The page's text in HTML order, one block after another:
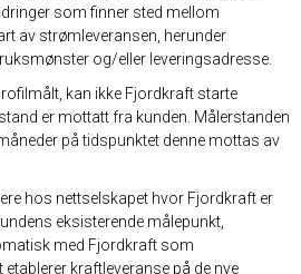
som finner sted mellom
av strømleveransen, herunder
og/eller leveringsadresse.
kan ikke Fjordkraft starte
er mottatt fra kunden. Målerstanden
på tidspunktet denne mottas av
hos nettselskapet hvor Fjordkraft er
eksisterende målepunkt,
med Fjordkraft som
kraftleveranse på de nye